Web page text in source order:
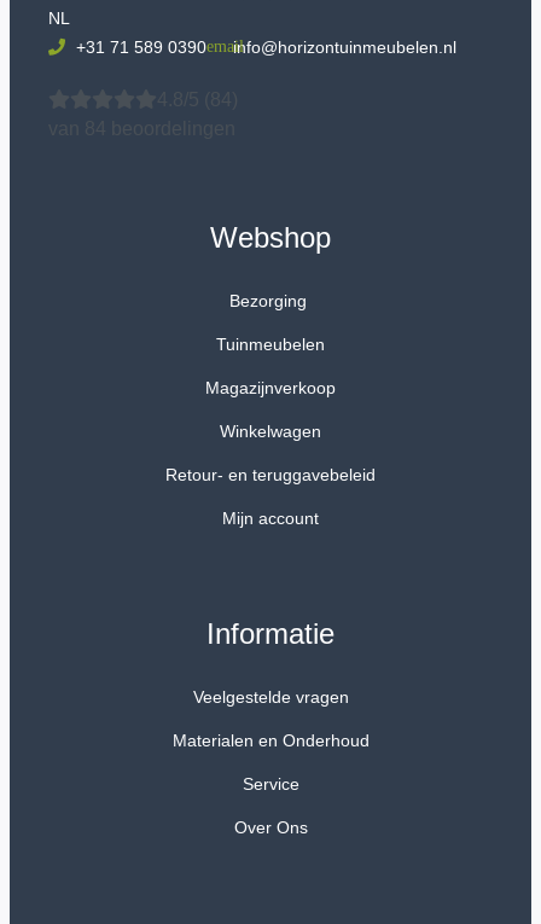
NL
+31 71 589 0390
info@horizontuinmeubelen.nl
4.8/5
(84)
van 84 beoordelingen
Webshop
Bezorging
Tuinmeubelen
Magazijnverkoop
Winkelwagen
Retour- en teruggavebeleid
Mijn account
Informatie
Veelgestelde vragen
Materialen en Onderhoud
Service
Over Ons